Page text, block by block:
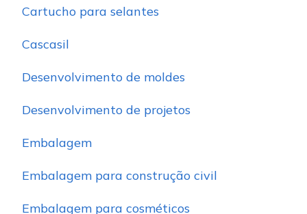
Cartucho para selantes
Cascasil
Desenvolvimento de moldes
Desenvolvimento de projetos
Embalagem
Embalagem para construção civil
Embalagem para cosméticos